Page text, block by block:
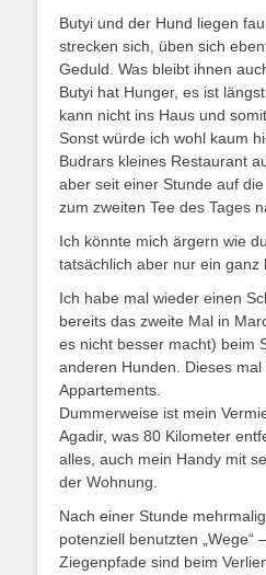
Butyi und der Hund liegen
strecken sich, üben sich
Geduld. Was bleibt ihnen
Butyi hat Hunger, es ist
kann nicht ins Haus und
Sonst würde ich wohl kaum
Budrars kleines Restaurant
aber seit einer Stunde auf
zum zweiten Tee des Tages
Ich könnte mich ärgern wie
tatsächlich aber nur ein ganz
Ich habe mal wieder einen
bereits das zweite Mal in
es nicht besser macht) beim
anderen Hunden. Dieses
Appartements.
Dummerweise ist mein
Agadir, was 80 Kilometer
alles, auch mein Handy mit
der Wohnung.
Nach einer Stunde
potenziell benutzten „Wege“
Ziegenpfade sind beim